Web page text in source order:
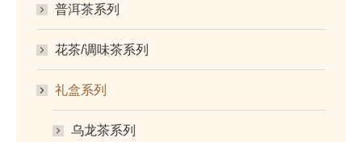
普洱茶系列
花茶/调味茶系列
礼盒系列
乌龙茶系列